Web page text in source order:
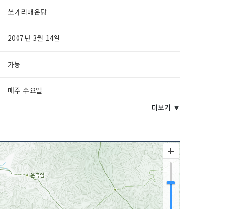
쏘가리매운탕
2007년 3월 14일
가능
매주 수요일
더보기 🔽